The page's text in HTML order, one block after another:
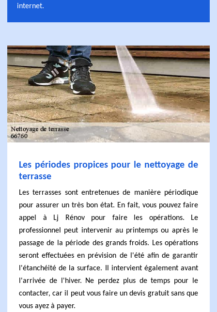
internet.
Les périodes propices pour le nettoyage de
terrasse
Les terrasses sont entretenues de manière périodique
pour assurer un très bon état. En fait, vous pouvez faire
appel à Lj Rénov pour faire les opérations. Le
professionnel peut intervenir au printemps ou après le
passage de la période des grands froids. Les opérations
seront effectuées en prévision de l'été afin de garantir
l'étanchéité de la surface. Il intervient également avant
l'arrivée de l'hiver. Ne perdez plus de temps pour le
contacter, car il peut vous faire un devis gratuit sans que
vous ayez à payer.